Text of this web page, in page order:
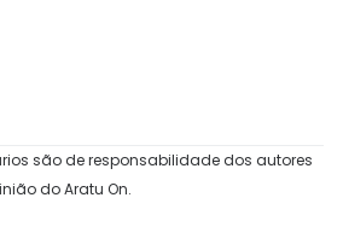
são de responsabilidade dos autores
do Aratu On.